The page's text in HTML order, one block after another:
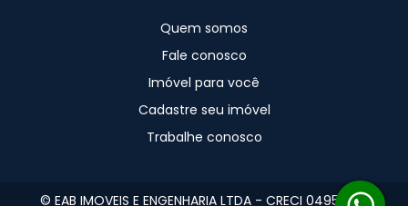
Quem somos
Fale conosco
Imóvel para você
Cadastre seu imóvel
Trabalhe conosco
© EAB IMOVEIS E ENGENHARIA LTDA - CRECI 049560-J